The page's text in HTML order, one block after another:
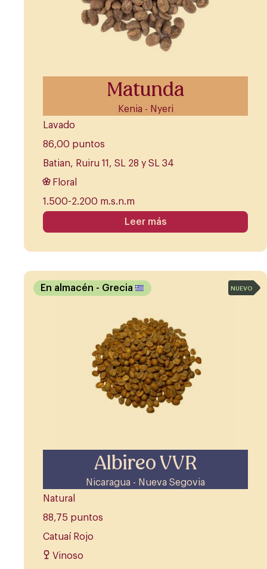
Matunda
Kenia - Nyeri
Lavado
86,00 puntos
Batian, Ruiru 11, SL 28 y SL 34
Floral
1.500-2.200 m.s.n.m
Leer más
Albireo VVR
Nicaragua - Nueva Segovia
En almacén - Grecia
Natural
88,75 puntos
Catuaí Rojo
Vinoso
NUEVO